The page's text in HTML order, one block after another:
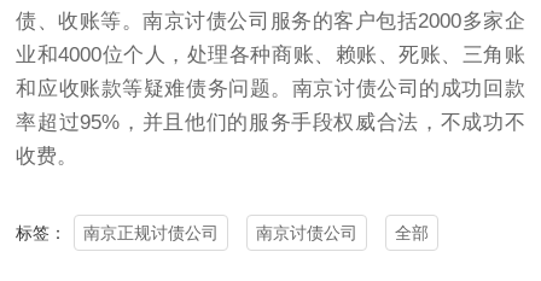
债、收账等。南京讨债公司 服务的客户包括2000多家企
业和4000位个人，处理各种商账、赖账、死账、三角账
和应收账款等疑难债务问题。南京讨债公司的成功回款
率超过95%，并且他们的服务手段权威合法，不成功不
收费。
标签： 南京正规讨债公司 南京讨债公司 全部